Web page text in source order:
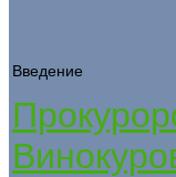
Введение